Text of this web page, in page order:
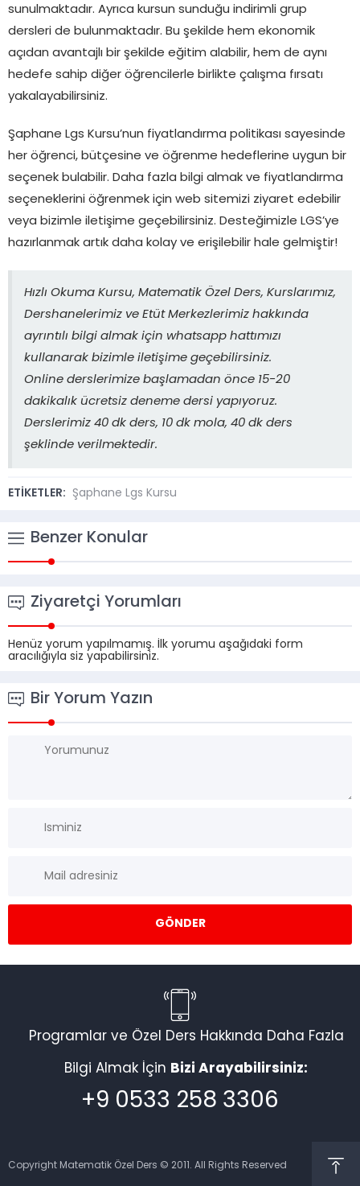
sunulmaktadır. Ayrıca kursun sunduğu indirimli grup
dersleri de bulunmaktadır. Bu şekilde hem ekonomik
açıdan avantajlı bir şekilde eğitim alabilir, hem de aynı
hedefe sahip diğer öğrencilerle birlikte çalışma fırsatı
yakalayabilirsiniz.
Şaphane Lgs Kursu’nun fiyatlandırma politikası sayesinde
her öğrenci, bütçesine ve öğrenme hedeflerine uygun bir
seçenek bulabilir. Daha fazla bilgi almak ve fiyatlandırma
seçeneklerini öğrenmek için web sitemizi ziyaret edebilir
veya bizimle iletişime geçebilirsiniz. Desteğimizle LGS’ye
hazırlanmak artık daha kolay ve erişilebilir hale gelmiştir!
Hızlı Okuma Kursu, Matematik Özel Ders, Kurslarımız,
Dershanelerimiz ve Etüt Merkezlerimiz hakkında
ayrıntılı bilgi almak için whatsapp hattımızı
kullanarak bizimle iletişime geçebilirsiniz.
Online derslerimize başlamadan önce 15-20
dakikalık ücretsiz deneme dersi yapıyoruz.
Derslerimiz 40 dk ders, 10 dk mola, 40 dk ders
şeklinde verilmektedir.
ETİKETLER: Şaphane Lgs Kursu
Benzer Konular
Ziyaretçi Yorumları
Henüz yorum yapılmamış. İlk yorumu aşağıdaki form
aracılığıyla siz yapabilirsiniz.
Bir Yorum Yazın
Programlar ve Özel Ders Hakkında Daha Fazla
Bilgi Almak İçin Bizi Arayabilirsiniz:
+9 0533 258 3306
Copyright Matematik Özel Ders © 2011. All Rights Reserved